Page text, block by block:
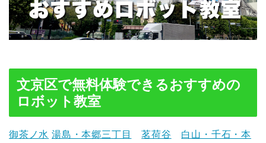
文京区で無料体験できるおすすめの
ロボット教室
御茶ノ水 湯島・本郷三丁目 茗荷谷
白山・千石・本